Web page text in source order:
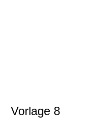
Vorlage 8